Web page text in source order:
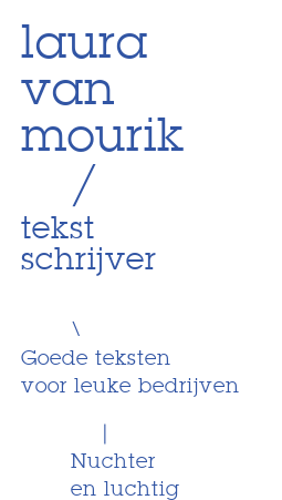
Skip
to
content
laura
van
mourik
/
tekst
schrijver
\
Goede teksten
voor leuke bedrijven
Nuchter
en luchtig